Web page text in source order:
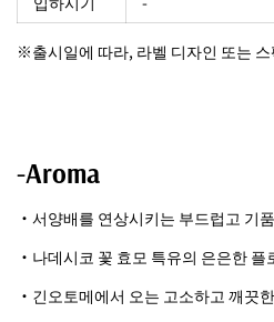
※출시일에 따라, 라벨 디자인 또는
-Aroma
・서양배를 연상시키는 부드럽고 기
・나데시코 꽃 효모 특유의 은은한 플
・긴오토메에서 오는 고소하고 깨끗